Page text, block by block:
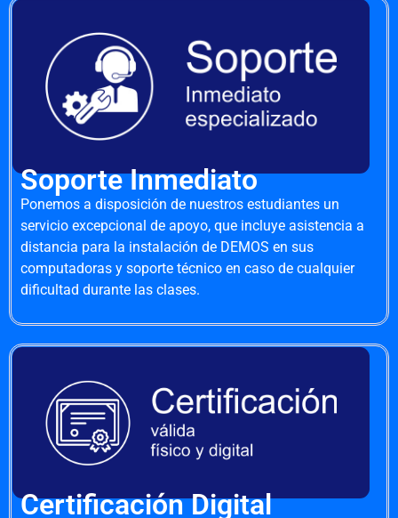
Soporte Inmediato
Ponemos a disposición de nuestros estudiantes un
servicio excepcional de apoyo, que incluye asistencia a
distancia para la instalación de DEMOS en sus
computadoras y soporte técnico en caso de cualquier
dificultad durante las clases.
Certificación Digital